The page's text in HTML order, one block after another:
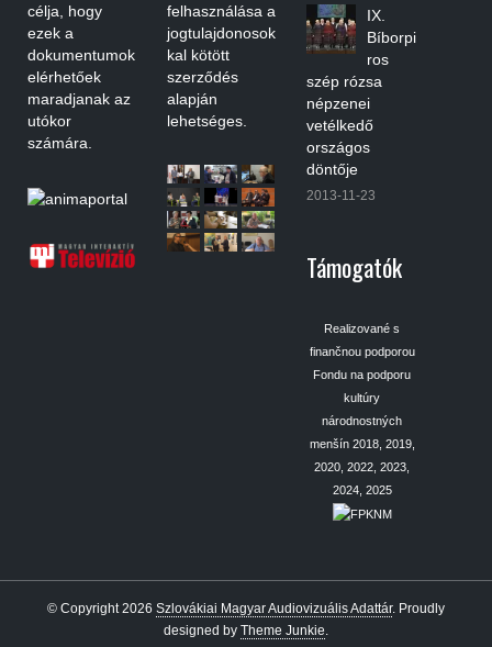
célja, hogy
ezek a
dokumentumok
elérhetőek
maradjanak az
utókor
számára.
felhasználása a
jogtulajdonosok
kal kötött
szerződés
alapján
lehetséges.
IX.
Bíborpi
ros
szép rózsa
népzenei
vetélkedő
országos
döntője
2013-11-23
Támogatók
Realizované s
finančnou podporou
Fondu na podporu
kultúry
národnostných
menšín 2018, 2019,
2020, 2022, 2023,
2024, 2025
© Copyright 2026 Szlovákiai Magyar Audiovizuális Adattár. Proudly
designed by Theme Junkie.